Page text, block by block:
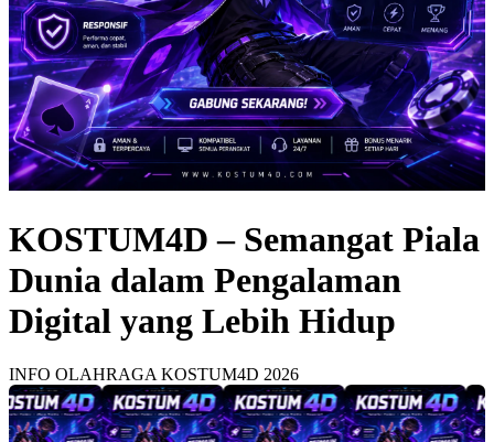
KOSTUM4D – Semangat Piala
Dunia dalam Pengalaman
Digital yang Lebih Hidup
INFO OLAHRAGA KOSTUM4D 2026